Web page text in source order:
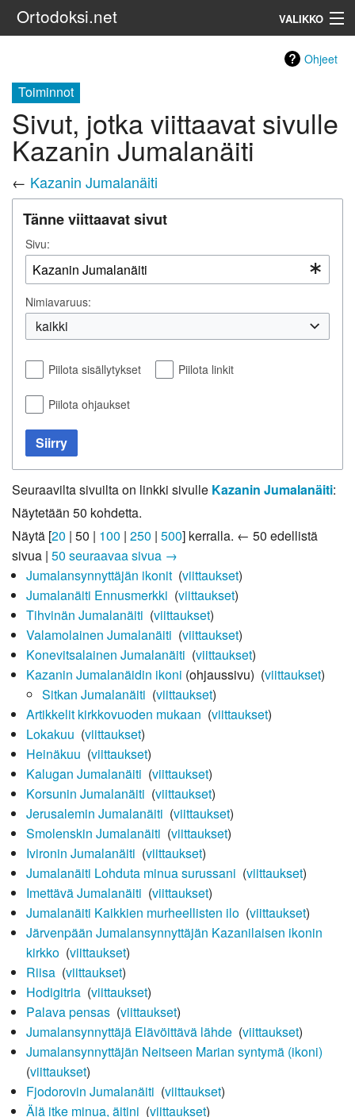
Ortodoksi.net VALIKKO
Ohjeet
Toiminnot
Sivut, jotka viittaavat sivulle
Kazanin Jumalanäiti
← Kazanin Jumalanäiti
Tänne viittaavat sivut
Sivu:
Nimiavaruus:
kaikki
Piilota sisällytykset Piilota linkit
Piilota ohjaukset
Siirry
Seuraavilta sivuilta on linkki sivulle Kazanin Jumalanäiti:
Näytetään 50 kohdetta.
Näytä [20 | 50 | 100 | 250 | 500] kerralla. ← 50 edellistä
sivua | 50 seuraavaa sivua →
Jumalansynnyttäjän ikonit‎ (viittaukset)
Jumalanäiti Ennusmerkki (viittaukset)
Tihvinän Jumalanäiti (viittaukset)
Valamolainen Jumalanäiti (viittaukset)
Konevitsalainen Jumalanäiti (viittaukset)
Kazanin Jumalanäidin ikoni (ohjaussivu) ‎ (viittaukset)
Sitkan Jumalanäiti (viittaukset)
Artikkelit kirkkovuoden mukaan (viittaukset)
Lokakuu (viittaukset)
Heinäkuu (viittaukset)
Kalugan Jumalanäiti (viittaukset)
Korsunin Jumalanäiti (viittaukset)
Jerusalemin Jumalanäiti (viittaukset)
Smolenskin Jumalanäiti (viittaukset)
Ivironin Jumalanäiti (viittaukset)
Jumalanäiti Lohduta minua surussani (viittaukset)
Imettävä Jumalanäiti (viittaukset)
Jumalanäiti Kaikkien murheellisten ilo‎ (viittaukset)
Järvenpään Jumalansynnyttäjän Kazanilaisen ikonin
kirkko‎ (viittaukset)
Riisa‎ (viittaukset)
Hodigitria‎ (viittaukset)
Palava pensas‎ (viittaukset)
Jumalansynnyttäjä Elävöittävä lähde‎ (viittaukset)
Jumalansynnyttäjän Neitseen Marian syntymä (ikoni)
(viittaukset)
Fjodorovin Jumalanäiti (viittaukset)
Älä itke minua, äitini (viittaukset)